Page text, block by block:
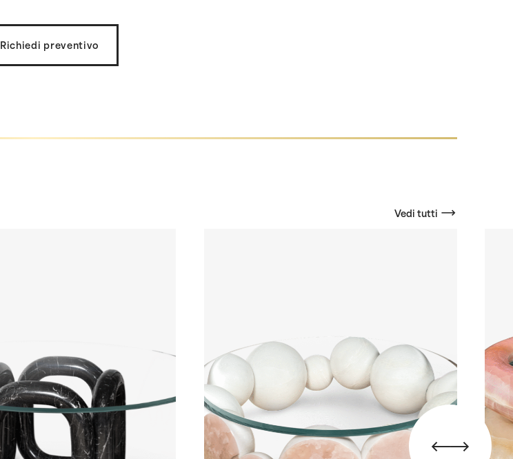
Richiedi preventivo
Vedi tutti